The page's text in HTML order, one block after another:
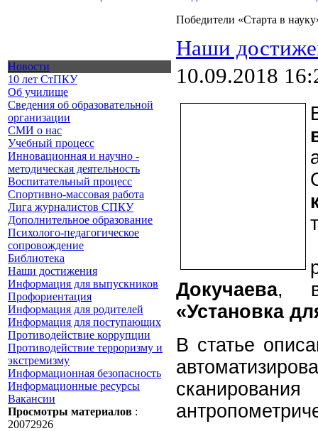
Новости
10 лет СтПКУ
Об училище
Сведения об образовательной
организации
СМИ о нас
Учебный процесс
Инновационная и научно -
методическая деятельность
Воспитательный процесс
Спортивно-массовая работа
Лига журналистов СПКУ
Дополнительное образование
Психолого-педагогическое
сопровождение
Библиотека
Наши достижения
Информация для выпускников
Профориентация
Информация для родителей
Информация для поступающих
Противодействие коррупции
Противодействие терроризму и
экстремизму
Информационная безопасность
Информационные ресурсы
Вакансии
Просмотры материалов :
20072926
Победители «Старта в
Наши
10.09.2018
Докучаева, в
«Установка
В статье